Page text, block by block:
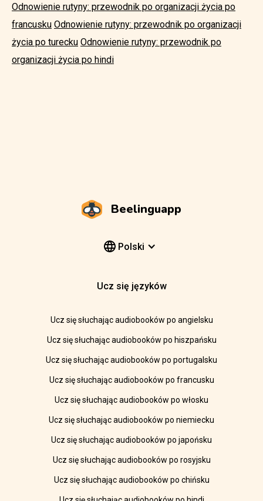
Odnowienie rutyny: przewodnik po organizacji życia po
francusku Odnowienie rutyny: przewodnik po organizacji
życia po turecku Odnowienie rutyny: przewodnik po
organizacji życia po hindi
Beelinguapp
Polski
Ucz się języków
Ucz się słuchając audiobooków po angielsku
Ucz się słuchając audiobooków po hiszpańsku
Ucz się słuchając audiobooków po portugalsku
Ucz się słuchając audiobooków po francusku
Ucz się słuchając audiobooków po włosku
Ucz się słuchając audiobooków po niemiecku
Ucz się słuchając audiobooków po japońsku
Ucz się słuchając audiobooków po rosyjsku
Ucz się słuchając audiobooków po chińsku